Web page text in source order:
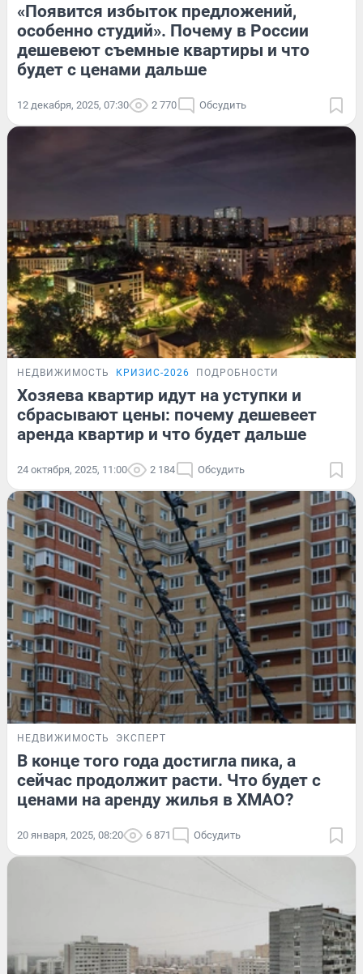
«Появится избыток предложений,
особенно студий». Почему в России
дешевеют съемные квартиры и что
будет с ценами дальше
12 декабря, 2025, 07:30 2 770 Обсудить
НЕДВИЖИМОСТЬ КРИЗИС-2026 ПОДРОБНОСТИ
Хозяева квартир идут на уступки и
сбрасывают цены: почему дешевеет
аренда квартир и что будет дальше
24 октября, 2025, 11:00 2 184 Обсудить
НЕДВИЖИМОСТЬ ЭКСПЕРТ
В конце того года достигла пика, а
сейчас продолжит расти. Что будет с
ценами на аренду жилья в ХМАО?
20 января, 2025, 08:20 6 871 Обсудить